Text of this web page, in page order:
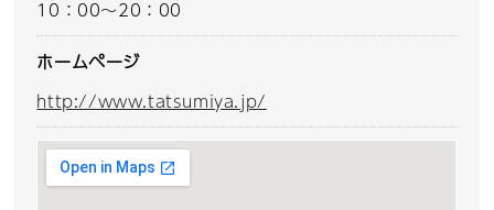
10：00～20：00
ホームページ
http://www.tatsumiya.jp/